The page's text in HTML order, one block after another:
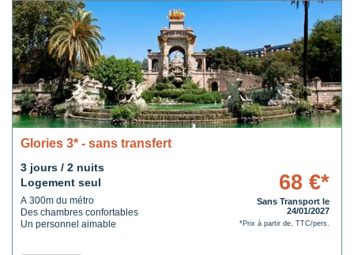
Glories 3* - sans transfert
3 jours / 2 nuits
Logement seul
A 300m du métro
Des chambres confortables
Un personnel aimable
68 €*
Sans Transport le
24/01/2027
*Prix à partir de, TTC/pers.